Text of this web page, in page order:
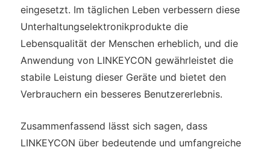
eingesetzt. Im täglichen Leben verbessern diese
Unterhaltungselektronikprodukte die
Lebensqualität der Menschen erheblich, und die
Anwendung von LINKEYCON gewährleistet die
stabile Leistung dieser Geräte und bietet den
Verbrauchern ein besseres Benutzererlebnis.
Zusammenfassend lässt sich sagen, dass
LINKEYCON über bedeutende und umfangreiche